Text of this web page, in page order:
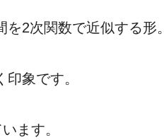
2次関数で近似する形。
象です。
ます。